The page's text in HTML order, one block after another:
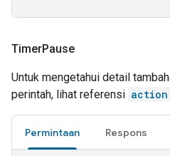
TimerPause
Untuk mengetahui detail
perintah, lihat referensi
Permintaan Respons